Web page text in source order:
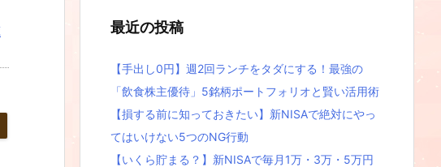
最近の投稿
【手出し0円】週2回ランチをタダにする！最強の
「飲食株主優待」5銘柄ポートフォリオと賢い活用術
【損する前に知っておきたい】新NISAで絶対にやっ
てはいけない5つのNG行動
【いくら貯まる？】新NISAで毎月1万・3万・5万円